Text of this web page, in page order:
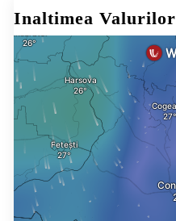
Inaltimea Valurilor